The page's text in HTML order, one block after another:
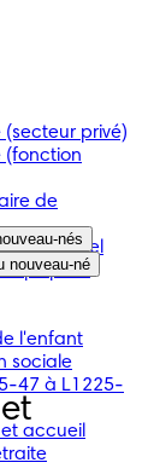
privé)
de
partiel
plein
l'enfant
sociale
47 à L1225-
accueil
nés
nouveau-né